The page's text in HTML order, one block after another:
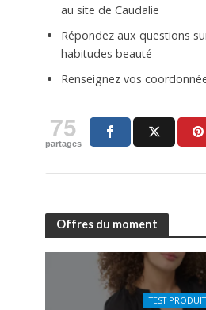
au site de Caudalie
Répondez aux questions
habitudes beauté
Renseignez vos
75
partages
Offres du moment
TEST PRODUIT